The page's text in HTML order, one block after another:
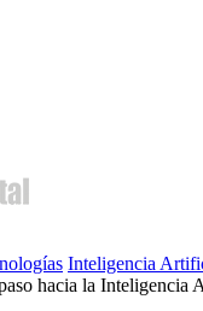
Inteligencia
hacia la Inteligencia